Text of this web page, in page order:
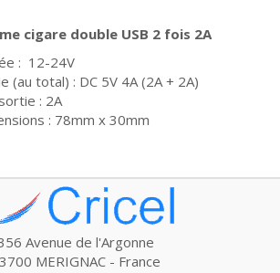
cigare double USB 2 fois 2A
: 12-24V
(au total) : DC 5V 4A (2A + 2A)
: 2A
: 78mm x 30mm
Avenue de l'Argonne
MERIGNAC - France